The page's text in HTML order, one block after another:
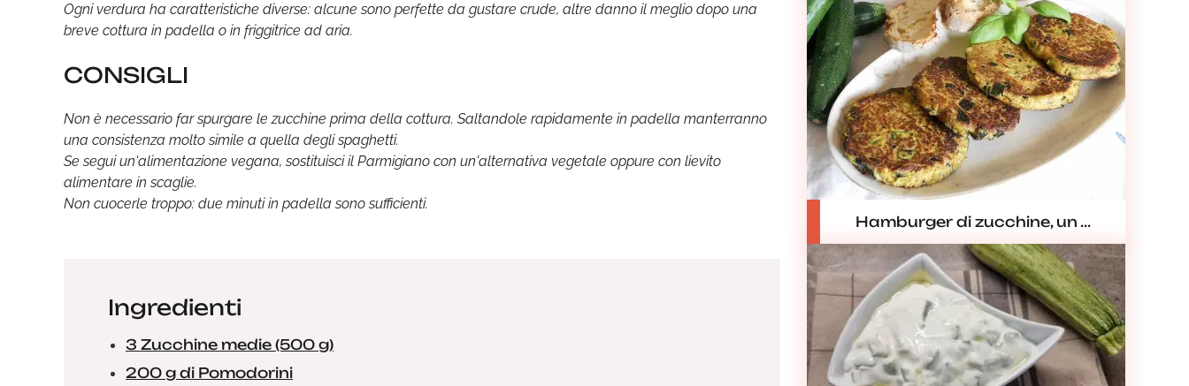
Ogni verdura ha caratteristiche diverse: alcune sono perfette da gustare crude, altre danno il meglio dopo una
breve cottura in padella o in friggitrice ad aria.
CONSIGLI
Non è necessario far spurgare le zucchine prima della cottura. Saltandole rapidamente in padella manterranno
una consistenza molto simile a quella degli spaghetti.
Se segui un'alimentazione vegana, sostituisci il Parmigiano con un'alternativa vegetale oppure con lievito
alimentare in scaglie.
Non cuocerle troppo: due minuti in padella sono sufficienti.
Ingredienti
3 Zucchine medie (500 g)
200 g di Pomodorini
Hamburger di zucchine, un ...